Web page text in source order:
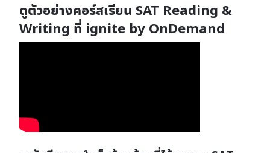
ดูตัวอย่างคอร์สเรียน SAT Reading &
Writing ที่ ignite by OnDemand